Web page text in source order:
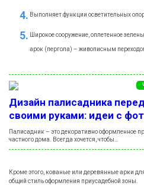
Выполняет функции осветительных
Широкое сооружение, оплетенное
арок (пергола) – живописным
Дизайн палисадника
своими руками: идеи с
Палисадник – это декоративно оформленное
частного дома. Всегда хочется, чтобы…
Кроме этого, кованые или деревянные арки
общий стиль оформления приусадебной зоны.